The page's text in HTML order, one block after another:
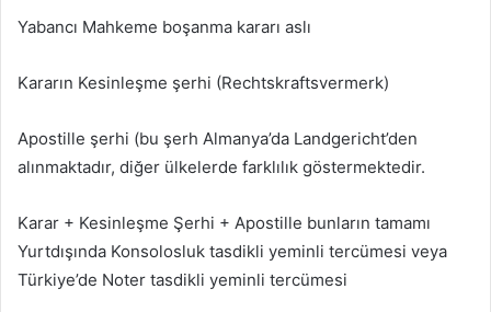
Yabancı Mahkeme boşanma kararı aslı
Kararın Kesinleşme şerhi (Rechtskraftsvermerk)
Apostille şerhi (bu şerh Almanya’da Landgericht’den
alınmaktadır, diğer ülkelerde farklılık göstermektedir.
Karar + Kesinleşme Şerhi + Apostille bunların tamamı
Yurtdışında Konsolosluk tasdikli yeminli tercümesi veya
Türkiye’de Noter tasdikli yeminli tercümesi